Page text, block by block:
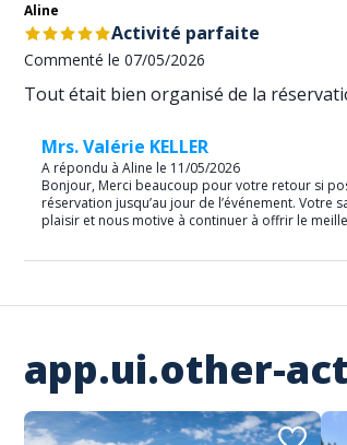
Aline
Activité parfaite
Commenté le 07/05/2026
Tout était bien organisé de la
Mrs. Valérie KELLER
A répondu à Aline le 11/05/2026
Bonjour, Merci beaucoup pour votre retour si
réservation jusqu’au jour de l’événement.
plaisir et nous motive à continuer à offrir le
app.ui.other-